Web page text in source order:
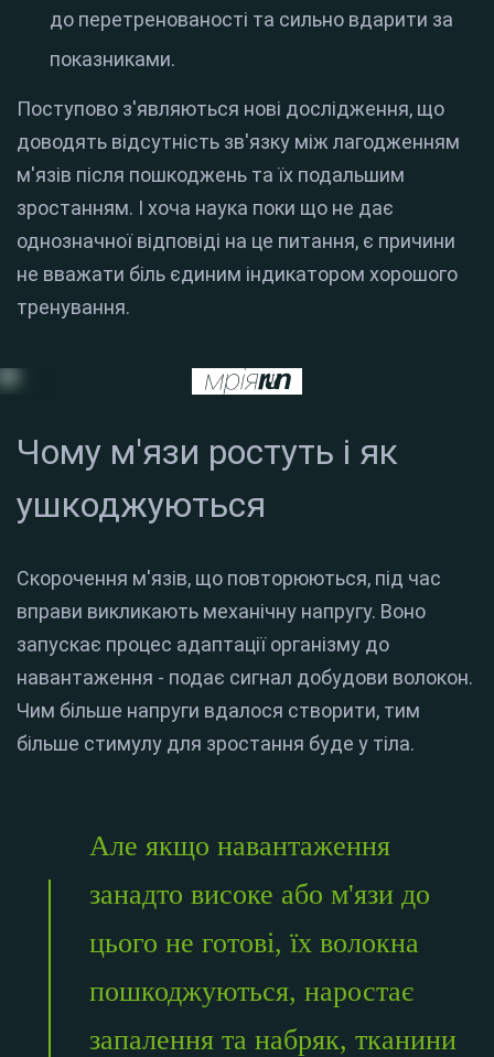
до перетренованості та сильно вдарити за
показниками.
Поступово з'являються нові дослідження, що
доводять відсутність зв'язку між лагодженням
м'язів після пошкоджень та їх подальшим
зростанням. І хоча наука поки що не дає
однозначної відповіді на це питання, є причини
не вважати біль єдиним індикатором хорошого
тренування.
Чому м'язи ростуть і як
ушкоджуються
Скорочення м'язів, що повторюються, під час
вправи викликають механічну напругу. Воно
запускає процес адаптації організму до
навантаження - подає сигнал добудови волокон.
Чим більше напруги вдалося створити, тим
більше стимулу для зростання буде у тіла.
Але якщо навантаження
занадто високе або м'язи до
цього не готові, їх волокна
пошкоджуються, наростає
запалення та набряк, тканини